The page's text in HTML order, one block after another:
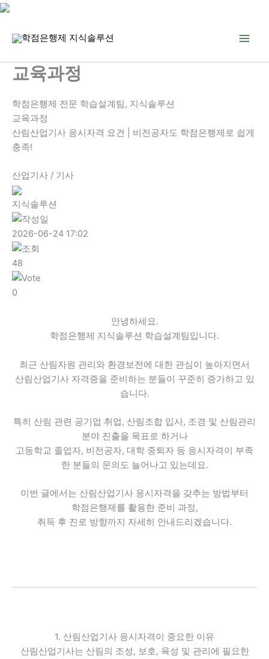
로 교육과정
학점은행제 전문 학습설계팀, 지식솔루션
교육과정
산림산업기사 응시자격 요건 | 비전공자도 학점은행제로 쉽게
충족!
산업기사 / 기사
지식솔루션
2026-06-24 17:02
48
0
안녕하세요.
학점은행제 지식솔루션 학습설계팀입니다.
최근 산림자원 관리와 환경보전에 대한 관심이 높아지면서
산림산업기사 자격증을 준비하는 분들이 꾸준히 증가하고 있
습니다.
특히 산림 관련 공기업 취업, 산림조합 입사, 조경 및 산림관리
분야 진출을 목표로 하거나
고등학교 졸업자, 비전공자, 대학 중퇴자 등 응시자격이 부족
한 분들의 문의도 늘어나고 있는데요.
이번 글에서는 산림산업기사 응시자격을 갖추는 방법부터
학점은행제를 활용한 준비 과정,
취득 후 진로 방향까지 자세히 안내드리겠습니다.
1. 산림산업기사 응시자격이 중요한 이유
산림산업기사는 산림의 조성, 보호, 육성 및 관리에 필요한